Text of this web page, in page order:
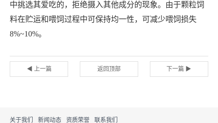
中挑选其爱吃的，拒绝摄入其他成分的现象。由于颗粒饲
料在贮运和喂饲过程中可保持均一性，可减少喂饲损失
8%~10%。
◀ 上一篇 返回顶部 下一篇 ▶
关于我们 新闻动态 资质荣誉 联系我们